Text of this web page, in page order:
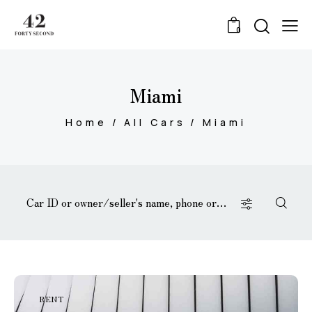
0
Miami
Home All Cars Miami
RENT